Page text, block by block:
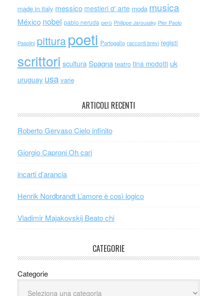
made in italy messico mestieri d' arte moda musica
México nobel pablo neruda perù Philippe Jaroussky Pier Paolo
Pasolini pitturapoeti Portogallo racconti brevi registi
scrittori scultura Spagna teatro tina modotti uk
uruguay usa varie
ARTICOLI RECENTI
Roberto Gervaso Cielo infinito
Giorgio Caproni Oh cari
incarti d’arancia
Henrik Nordbrandt L’amore è così logico
Vladimir Majakovskij Beato chi
CATEGORIE
Categorie